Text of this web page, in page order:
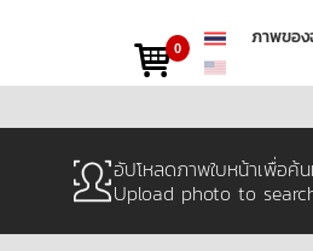
ภาพขอ
0
อัปโหลดภาพใบหน้าเพื่อค้
Upload photo to